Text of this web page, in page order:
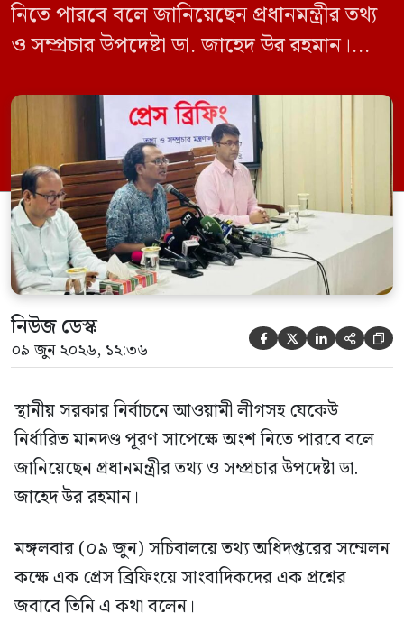
নিতে পারবে বলে জানিয়েছেন প্রধানমন্ত্রীর তথ্য
ও সম্প্রচার উপদেষ্টা ডা. জাহেদ উর রহমান।
সম্মেলন কক্ষে এক প্রেস ব্রিফিংয়ে সাংবাদিকদের
এক প্রশ্নের জবাবে তিনি এ কথা বলেন।
নিউজ ডেস্ক
০৯ জুন ২০২৬, ১২:৩৬     
স্থানীয় সরকার নির্বাচনে আওয়ামী লীগসহ যেকেউ
নির্ধারিত মানদণ্ড পূরণ সাপেক্ষে অংশ নিতে পারবে বলে
জানিয়েছেন প্রধানমন্ত্রীর তথ্য ও সম্প্রচার উপদেষ্টা ডা.
জাহেদ উর রহমান।
মঙ্গলবার (০৯ জুন) সচিবালয়ে তথ্য অধিদপ্তরের সম্মেলন
কক্ষে এক প্রেস ব্রিফিংয়ে সাংবাদিকদের এক প্রশ্নের
জবাবে তিনি এ কথা বলেন।